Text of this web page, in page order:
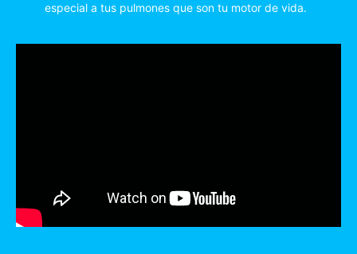
especial a tus pulmones que son tu motor de vida.